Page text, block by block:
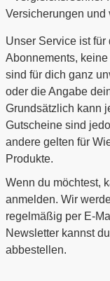
Versicherungen und
Unser Service ist
Abonnements,
sind für dich ganz
oder die Angabe
Grundsätzlich kann
Gutscheine sind
andere gelten für
Produkte.
Wenn du möchtest,
anmelden. Wir
regelmäßig per E-
Newsletter kannst
abbestellen.